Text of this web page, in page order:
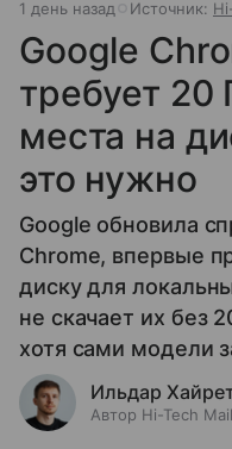
1 день назад Источник:
Google
требует 20
места на
это нужно
Google обновила
Chrome, впервые
диску для
не скачает их без
хотя сами модели
Ильдар
Автор Hi-Tech Mail